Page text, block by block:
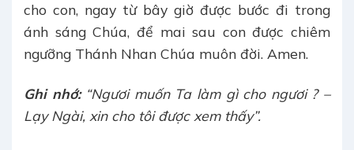
cho con, ngay từ bây giờ được bước đi trong
ánh sáng Chúa, để mai sau con được chiêm
ngưỡng Thánh Nhan Chúa muôn đời. Amen.
Ghi nhớ: “Ngươi muốn Ta làm gì cho ngươi ? –
Lạy Ngài, xin cho tôi được xem thấy”.